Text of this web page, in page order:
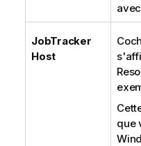
JobTracker
Host
que